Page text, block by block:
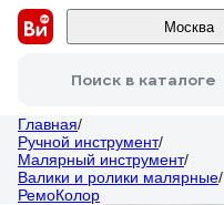
Москва
Поиск в каталоге
Главная/
Ручной инструмент/
Малярный инструмент/
Валики и ролики малярные/
РемоКолор